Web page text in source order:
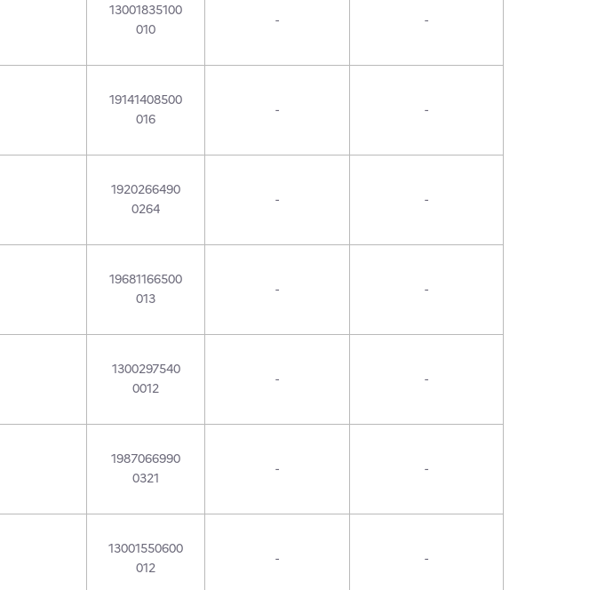
13001835100
010
- -
19141408500
016
- -
1920266490
0264
- -
19681166500
013
- -
1300297540
0012
- -
1987066990
0321
- -
13001550600
012
- -